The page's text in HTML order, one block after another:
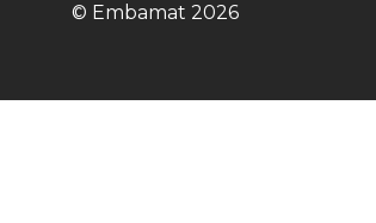
© Embamat 2026